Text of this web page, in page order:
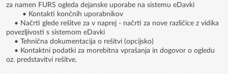
za namen FURS ogleda dejanske uporabe na sistemu eDavki
• Kontakti končnih uporabnikov
• Načrti glede rešitve za v naprej - načrti za nove različice z vidika
povezljivosti s sistemom eDavki
• Tehnična dokumentacija o rešitvi (opcijsko)
• Kontaktni podatki za morebitna vprašanja in dogovor o ogledu
oz. predstavitvi rešitve.